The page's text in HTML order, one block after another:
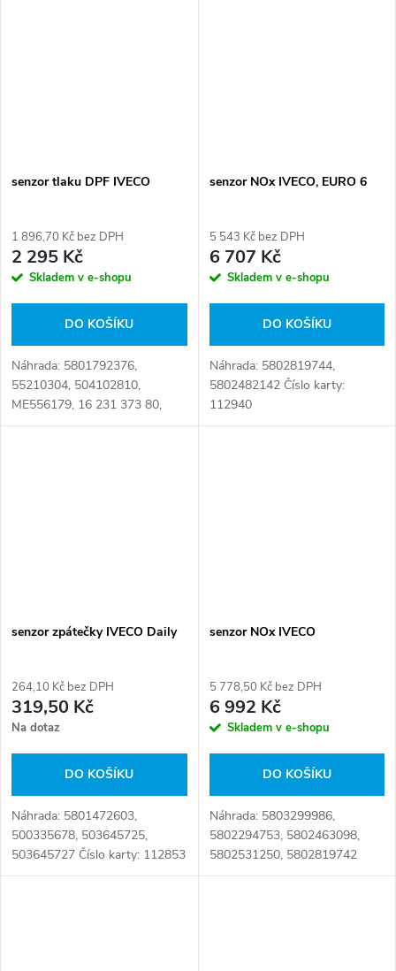
senzor tlaku DPF IVECO
1 896,70 Kč bez DPH
2 295 Kč
Skladem v e-shopu
DO KOŠÍKU
Náhrada: 5801792376,
55210304, 504102810,
ME556179, 16 231 373 80,
1618 ET, 1618 09, 58 0179
senzor NOx IVECO, EURO 6
5 543 Kč bez DPH
6 707 Kč
Skladem v e-shopu
DO KOŠÍKU
Náhrada: 5802819744,
5802482142 Číslo karty:
112940
senzor zpátečky IVECO Daily
264,10 Kč bez DPH
319,50 Kč
Na dotaz
DO KOŠÍKU
Náhrada: 5801472603,
500335678, 503645725,
503645727 Číslo karty: 112853
senzor NOx IVECO
5 778,50 Kč bez DPH
6 992 Kč
Skladem v e-shopu
DO KOŠÍKU
Náhrada: 5803299986,
5802294753, 5802463098,
5802531250, 5802819742
Číslo karty: 112611